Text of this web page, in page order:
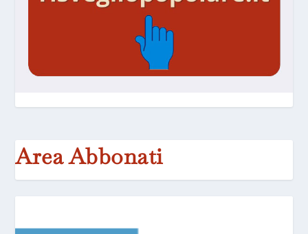
Area Abbonati